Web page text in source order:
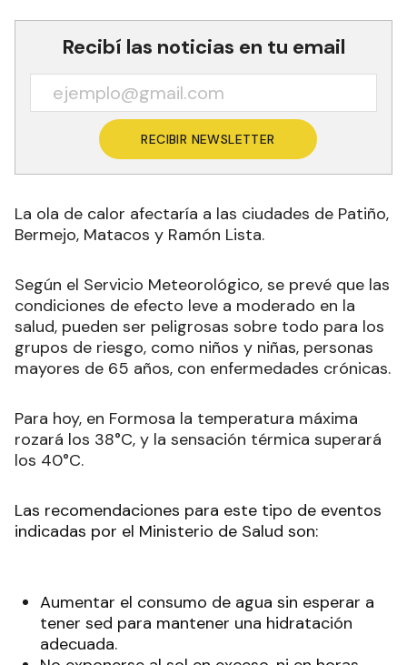
Recibí las noticias en tu email
RECIBIR NEWSLETTER
La ola de calor afectaría a las ciudades de Patiño,
Bermejo, Matacos y Ramón Lista.
Según el Servicio Meteorológico, se prevé que las
condiciones de efecto leve a moderado en la
salud, pueden ser peligrosas sobre todo para los
grupos de riesgo, como niños y niñas, personas
mayores de 65 años, con enfermedades crónicas.
Para hoy, en Formosa la temperatura máxima
rozará los 38°C, y la sensación térmica superará
los 40°C.
Las recomendaciones para este tipo de eventos
indicadas por el Ministerio de Salud son:
Aumentar el consumo de agua sin esperar a
tener sed para mantener una hidratación
adecuada.